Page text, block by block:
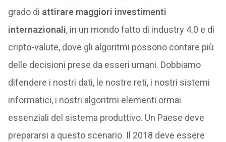
grado di attirare maggiori investimenti
internazionali, in un mondo fatto di industry 4.0 e di
cripto-valute, dove gli algoritmi possono contare più
delle decisioni prese da esseri umani. Dobbiamo
difendere i nostri dati, le nostre reti, i nostri sistemi
informatici, i nostri algoritmi elementi ormai
essenziali del sistema produttivo. Un Paese deve
prepararsi a questo scenario. Il 2018 deve essere